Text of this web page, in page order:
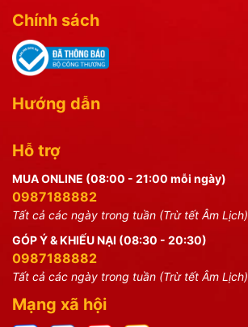
Chính sách
Hướng dẫn
Hỗ trợ
MUA ONLINE (08:00 - 21:00 mỗi ngày)
0987188882
Tất cả các ngày trong tuần (Trừ tết Âm Lịch)
GÓP Ý & KHIẾU NẠI (08:30 - 20:30)
0987188882
Tất cả các ngày trong tuần (Trừ tết Âm Lịch)
Mạng xã hội